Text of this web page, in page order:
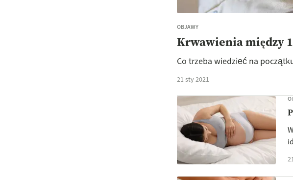
OBJAWY
Krwawienia między
Co trzeba wiedzieć na
21 sty 2021